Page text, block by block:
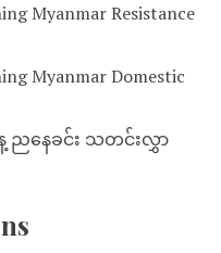
Myanmar Resistance
Myanmar Domestic
ညနေခင်း သတင်းလွှာ